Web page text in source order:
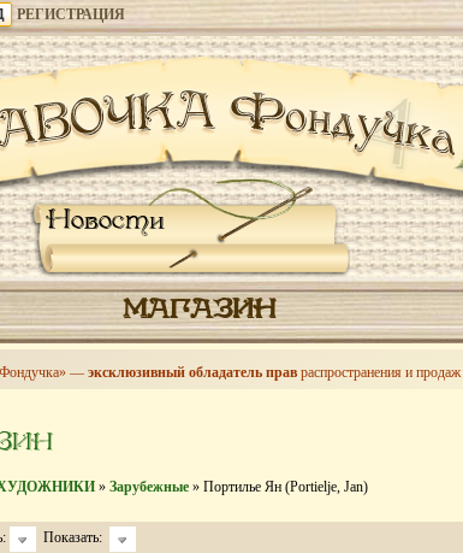
РЕГИСТРАЦИЯ
Новости
МАГАЗИН
— эксклюзивный обладатель прав распространения и продаж
» Зарубежные » Портилье Ян (Portielje, Jan)
Показать: